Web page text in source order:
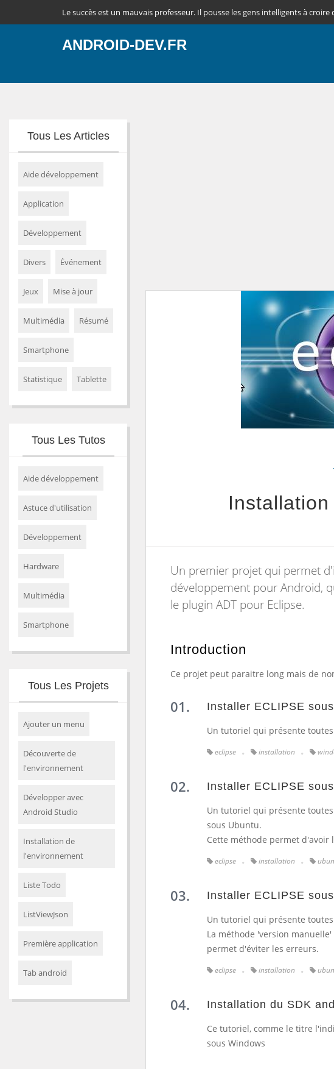
Le succès est un mauvais professeur. Il pousse les gens intelligents à
ANDROID-DEV.FR
Tous Les Articles
Aide développement
Application
Développement
Divers Événement
Jeux Mise à jour
Multimédia Résumé
Smartphone
Statistique Tablette
Tous Les Tutos
Aide développement
Astuce d'utilisation
Développement
Hardware
Multimédia
Smartphone
Tous Les Projets
Ajouter un menu
Découverte de
l'environnement
Développer avec
Android Studio
Installation de
l'environnement
Liste Todo
ListViewJson
Première application
Tab android
Un premier projet qui permet
développement pour Android,
le plugin ADT pour Eclipse.
Introduction
Ce projet peut paraitre long mais de
Installer ECLIPSE
Un tutoriel qui présente
eclipse installation
Installer ECLIPSE
Un tutoriel qui présente
sous Ubuntu.
Cette méthode permet d'avoir
eclipse installation
Installer ECLIPSE
Un tutoriel qui présente
La méthode 'version
permet d'éviter les erreurs.
eclipse installation
Installation du SDK
Ce tutoriel, comme le titre
sous Windows